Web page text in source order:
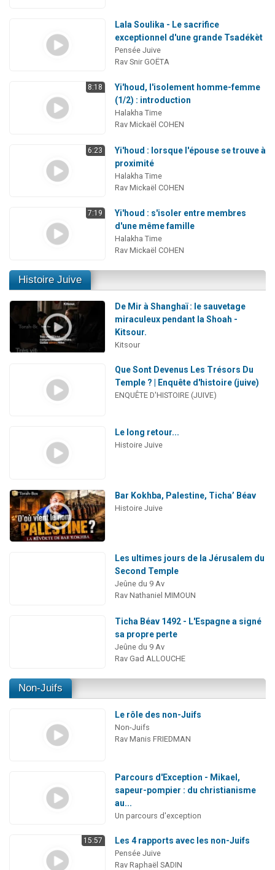
Lala Soulika - Le sacrifice
exceptionnel d'une grande Tsadékèt
Pensée Juive
Rav Snir GOËTA
8:18
Yi'houd, l'isolement homme-femme
(1/2) : introduction
Halakha Time
Rav Mickaël COHEN
6:23
Yi'houd : lorsque l'épouse se trouve à
proximité
Halakha Time
Rav Mickaël COHEN
7:19
Yi'houd : s'isoler entre membres
d'une même famille
Halakha Time
Rav Mickaël COHEN
Histoire Juive
De Mir à Shanghaï : le sauvetage
miraculeux pendant la Shoah -
Kitsour.
Kitsour
Que Sont Devenus Les Trésors Du
Temple ? | Enquête d'histoire (juive)
ENQUÊTE D'HISTOIRE (JUIVE)
Le long retour...
Histoire Juive
Bar Kokhba, Palestine, Ticha’ Béav
Histoire Juive
Les ultimes jours de la Jérusalem du
Second Temple
Jeûne du 9 Av
Rav Nathaniel MIMOUN
Ticha Béav 1492 - L'Espagne a signé
sa propre perte
Jeûne du 9 Av
Rav Gad ALLOUCHE
Non-Juifs
Le rôle des non-Juifs
Non-Juifs
Rav Manis FRIEDMAN
Parcours d'Exception - Mikael,
sapeur-pompier : du christianisme
au...
Un parcours d'exception
15:57 Les 4 rapports avec les non-Juifs
Pensée Juive
Rav Raphaël SADIN